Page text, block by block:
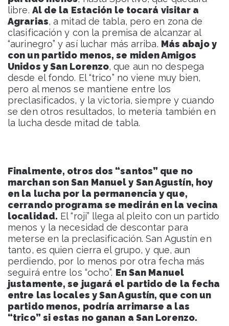
libre. Al de la Estación le tocará visitar a
Agrarias, a mitad de tabla, pero en zona de
clasificación y con la premisa de alcanzar al
“aurinegro” y así luchar más arriba. Más abajo y
con un partido menos, se miden Amigos
Unidos y San Lorenzo, que aun no despega
desde el fondo. El “trico” no viene muy bien,
pero al menos se mantiene entre los
preclasificados, y la victoria, siempre y cuando
se den otros resultados, lo metería también en
la lucha desde mitad de tabla.
Finalmente, otros dos “santos” que no
marchan son San Manuel y San Agustín, hoy
en la lucha por la permanencia y que,
cerrando programa se medirán en la vecina
localidad. El “roji” llega al pleito con un partido
menos y la necesidad de descontar para
meterse en la preclasificación. San Agustín en
tanto, es quien cierra el grupo, y que, aun
perdiendo, por lo menos por otra fecha más
seguirá entre los “ocho”. En San Manuel
justamente, se jugará el partido de la fecha
entre las locales y San Agustín, que con un
partido menos, podría arrimarse a las
“trico” si estas no ganan a San Lorenzo.